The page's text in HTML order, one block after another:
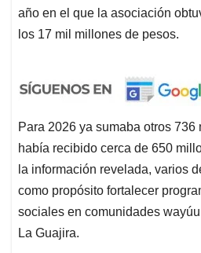
año en el que la asociación
los 17 mil millones de pesos.
Para 2026 ya sumaba otros 736
había recibido cerca de 650
la información revelada, varios
como propósito fortalecer
sociales en comunidades
La Guajira.